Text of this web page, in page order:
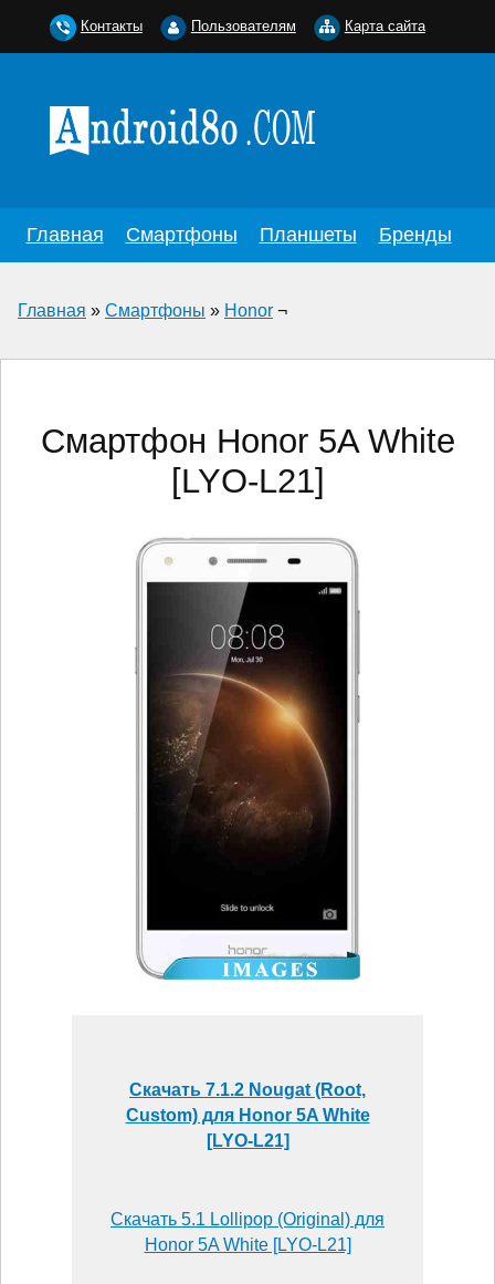
Главная Смартфоны Планшеты Бренды
Главная » Смартфоны » Honor ¬
Смартфон Honor 5A White
[LYO-L21]
Скачать 7.1.2 Nougat (Root,
Custom) для Honor 5A White
[LYO-L21]
Скачать 5.1 Lollipop (Original) для
Honor 5A White [LYO-L21]
Контакты Пользователям Карта сайта